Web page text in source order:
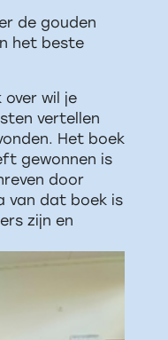
de gouden
het beste
wil je
vertellen
Het boek
gewonnen is
door
van dat boek is
zijn en